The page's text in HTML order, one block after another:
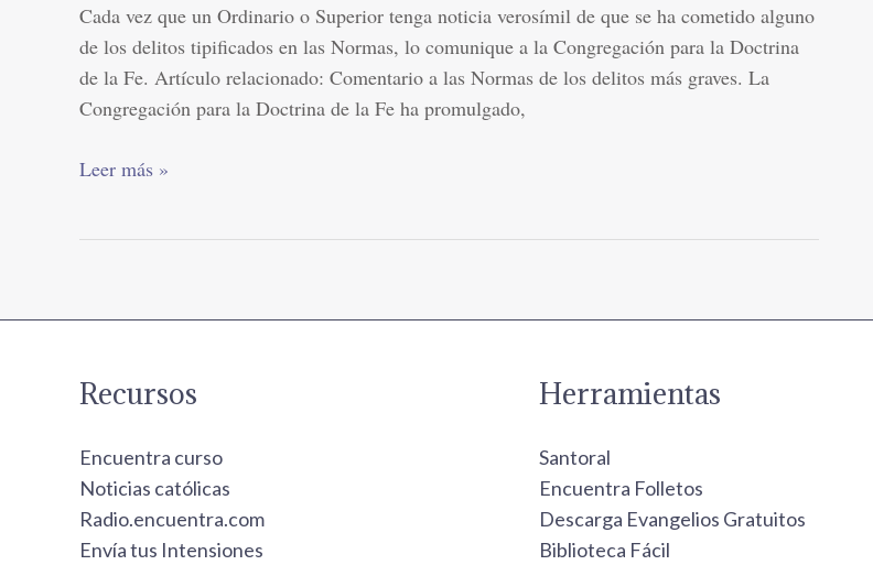
Cada vez que un Ordinario o Superior tenga noticia verosímil de que se ha cometido alguno
de los delitos tipificados en las Normas, lo comunique a la Congregación para la Doctrina
de la Fe. Artículo relacionado: Comentario a las Normas de los delitos más graves. La
Congregación para la Doctrina de la Fe ha promulgado,
delitos
reservados
a
la
para
Doctrina
Fe
Leer más »
Recursos
Encuentra curso
Noticias católicas
Radio.encuentra.com
Envía tus Intensiones
Herramientas
Santoral
Encuentra Folletos
Descarga Evangelios Gratuitos
Biblioteca Fácil